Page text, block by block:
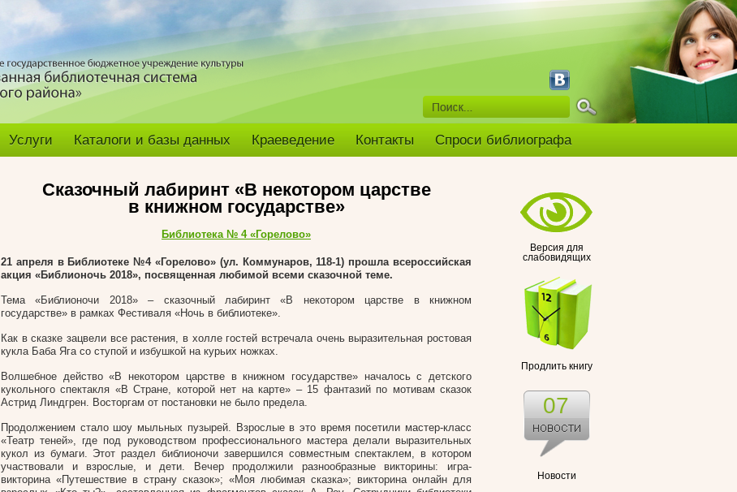
Услуги Каталоги и базы данных Краеведение Контакты Спроси библиографа
Версия для
слабовидящих
Продлить книгу
Новости
07
Сказочный лабиринт «В некотором царстве
в книжном государстве»
Библиотека № 4 «Горелово»
21 апреля в Библиотеке №4 «Горелово» (ул. Коммунаров, 118-1) прошла всероссийская
акция «Библионочь 2018», посвященная любимой всеми сказочной теме.
Тема «Библионочи 2018» – сказочный лабиринт «В некотором царстве в книжном
государстве» в рамках Фестиваля «Ночь в библиотеке».
Как в сказке зацвели все растения, в холле гостей встречала очень выразительная ростовая
кукла Баба Яга со ступой и избушкой на курьих ножках.
Волшебное действо «В некотором царстве в книжном государстве» началось с детского
кукольного спектакля «В Стране, которой нет на карте» – 15 фантазий по мотивам сказок
Астрид Линдгрен. Восторгам от постановки не было предела.
Продолжением стало шоу мыльных пузырей. Взрослые в это время посетили мастер-класс
«Театр теней», где под руководством профессионального мастера делали выразительных
кукол из бумаги. Этот раздел библионочи завершился совместным спектаклем, в котором
участвовали и взрослые, и дети. Вечер продолжили разнообразные викторины: игра-
викторина «Путешествие в страну сказок»; «Моя любимая сказка»; викторина онлайн для